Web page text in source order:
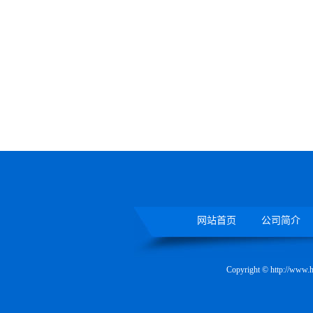
网站首页 公司简介
Copyright © http://